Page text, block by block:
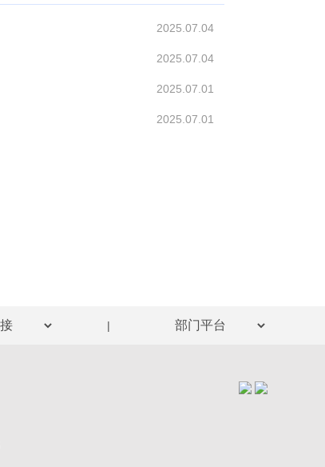
2025.07.04
2025.07.04
2025.07.01
2025.07.01
|